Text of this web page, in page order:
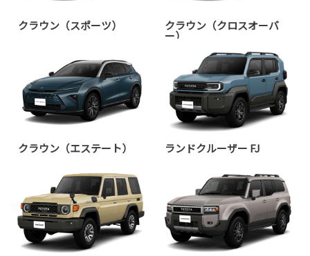
クラウン（スポーツ） クラウン（クロスオーバ
ー）
クラウン（エステート） ランドクルーザー FJ